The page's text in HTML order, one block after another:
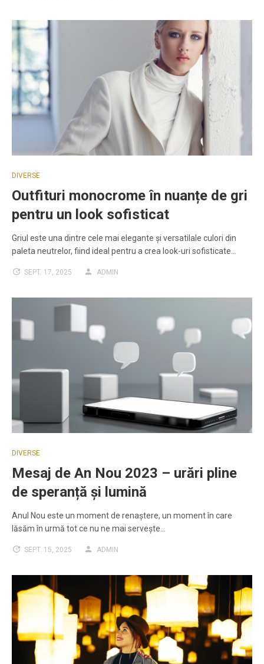
DIVERSE
Outfituri monocrome în nuanțe de gri
pentru un look sofisticat
Griul este una dintre cele mai elegante și versatilale culori din
paleta neutrelor, fiind ideal pentru a crea look-uri sofisticate…
SEPT. 17, 2025 ADMIN
DIVERSE
Mesaj de An Nou 2023 – urări pline
de speranță și lumină
Anul Nou este un moment de renaștere, un moment în care
lăsăm în urmă tot ce nu ne mai servește…
SEPT. 15, 2025 ADMIN